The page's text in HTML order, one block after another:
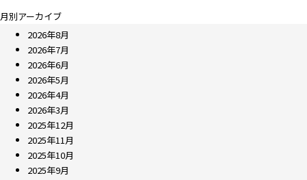
月別アーカイブ
2026年8月
2026年7月
2026年6月
2026年5月
2026年4月
2026年3月
2025年12月
2025年11月
2025年10月
2025年9月